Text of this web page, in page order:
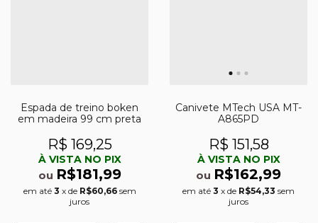
Espada de treino boken
em madeira 99 cm preta
R$ 169,25
À VISTA NO PIX
ou R$181,99
em até 3 x de R$60,66 sem
juros
Canivete MTech USA MT-
A865PD
R$ 151,58
À VISTA NO PIX
ou R$162,99
em até 3 x de R$54,33 sem
juros